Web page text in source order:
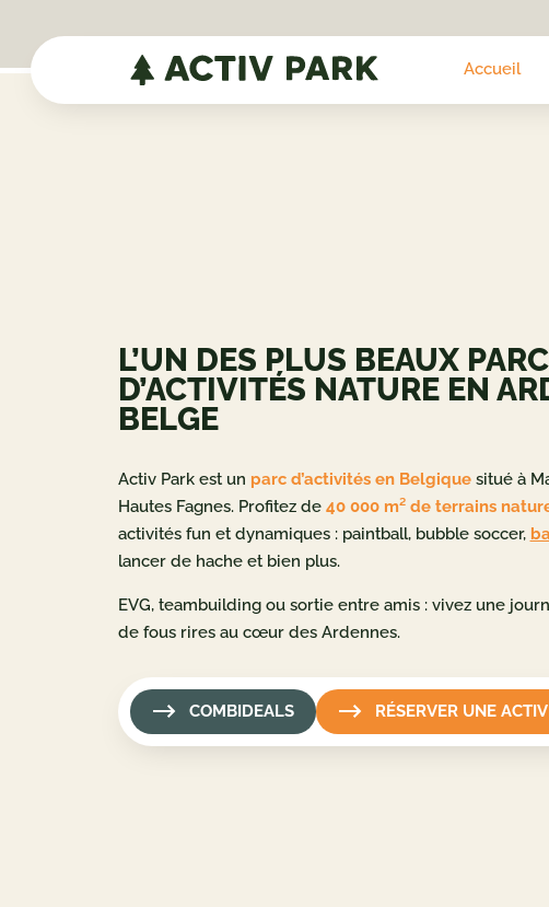
Accueil
L’UN DES PLUS BEAUX
D’ACTIVITÉS NATURE EN
BELGE
Activ Park est un parc d’activités en Belgiquesitué à
Hautes Fagnes. Profitez de 40 000 m² de terrains
activités fun et dynamiques : paintball, bubble soccer,
lancer de hache et bien plus.
EVG, teambuilding ou sortie entre amis : vivez une
de fous rires au cœur des Ardennes.
COMBIDEALS RÉSERVER UNE